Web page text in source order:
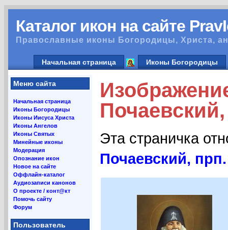
Каталог икон на сайте
Православные иконы Богородицы, Христа,
Начальная страница Иконы Богородицы
Меню сайта
Начальная страница
Иконы Богородицы
Иконы Иисуса Христа
Иконы Ангелов
Иконы Святых
Минейные иконы
Модерация
Опознание икон
Новое на сайте
Оффлайн-каталог
Аудиозаписи канонов
О проекте / конт@кт
Помочь сайту
Форум
Пользователь
Эта страничка
Почаевский, прп.